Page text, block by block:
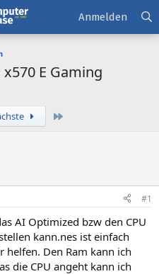
Anmelden
E Gaming
#1
AI Optimized bzw den CPU
kann.nes ist einfach
Den Ram kann ich
die CPU angeht kann ich